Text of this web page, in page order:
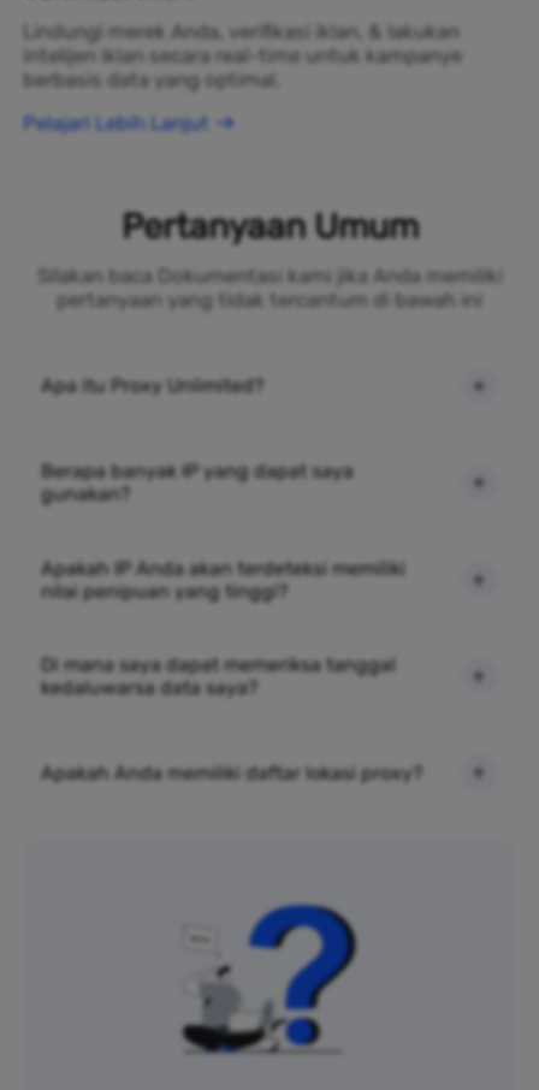
Lindungi merek Anda, verifikasi iklan, & lakukan
intelijen iklan secara real-time untuk kampanye
berbasis data yang optimal.
Pelajari Lebih Lanjut
Pertanyaan Umum
Silakan baca Dokumentasi kami jika Anda memiliki
pertanyaan yang tidak tercantum di bawah ini
Apa itu Proxy Unlimited?
Berapa banyak IP yang dapat saya
gunakan?
Apakah IP Anda akan terdeteksi memiliki
nilai penipuan yang tinggi?
Di mana saya dapat memeriksa tanggal
kedaluwarsa data saya?
Apakah Anda memiliki daftar lokasi proxy?